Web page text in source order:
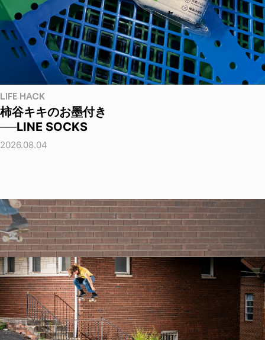
LIFE HACK
柿谷キキのお墨付き
──LINE SOCKS
2026.08.04